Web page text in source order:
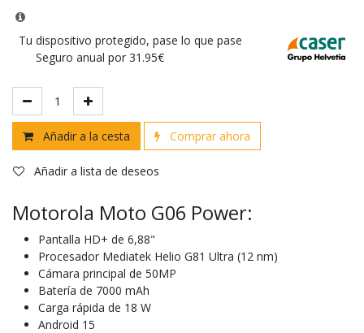
Tu dispositivo protegido, pase lo que pase
Seguro anual por 31.95€
Añadir a la cesta Comprar ahora
Añadir a lista de deseos
Motorola Moto G06 Power:
Pantalla HD+ de 6,88"
Procesador Mediatek Helio G81 Ultra (12 nm)
Cámara principal de 50MP
Batería de 7000 mAh
Carga rápida de 18 W
Android 15